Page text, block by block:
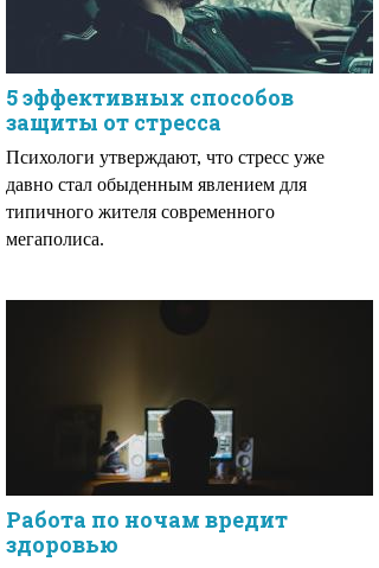
5 эффективных способов
защиты от стресса
Психологи утверждают, что стресс уже
давно стал обыденным явлением для
типичного жителя современного
мегаполиса.
Работа по ночам вредит
здоровью